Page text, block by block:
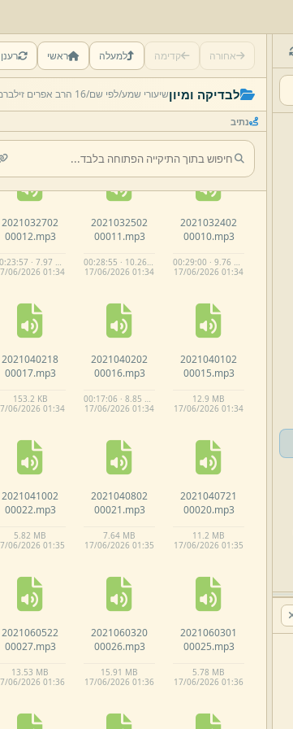
אחורה קדימה למעלה ראשי רענן
לבדיקה ומיוןשיעורי שמע/לפי שם/16 הרב אפרים זילברמן/
נתיב
00005.mp3
00:15:43 · 6.04 MB
17/06/2026 01:33
00006.mp3
17/06/2026 01:33
00007. mp3
06/2026 01:33
2021032402
00010.mp3
00:29:00 · 9.76 MB
17/06/2026 01:34
2021032502
00011.mp3
00:28:55 · 10.26 MB
17/06/2026 01:34
2021032702
00012.mp3
00:23:57 · 7.97 MB
06/2026 01:34
2021040102
00015.mp3
12.9 MB
17/06/2026 01:34
2021040202
00016.mp3
00:17:06 · 8.85 MB
17/06/2026 01:34
2021040218
00017.mp3
153.2 KB
06/2026 01:34
2021040721
00020.mp3
11.2 MB
17/06/2026 01:35
2021040802
00021.mp3
7.64 MB
17/06/2026 01:35
2021041002
00022.mp3
5.82 MB
06/2026 01:35
2021060301
00025.mp3
5.78 MB
17/06/2026 01:36
2021060320
00026.mp3
15.91 MB
17/06/2026 01:36
2021060522
00027.mp3
13.53 MB
06/2026 01:36